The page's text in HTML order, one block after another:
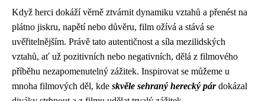
Když herci dokáží věrně ztvárnit dynamiku vztahů a přenést na
plátno jiskru, napětí nebo důvěru, film ožívá a stává se
uvěřitelnějším. Právě tato autentičnost a síla mezilidských
vztahů, ať už pozitivních nebo negativních, dělá z filmového
příběhu nezapomenutelný zážitek. Inspirovat se můžeme u
mnoha filmových děl, kde skvěle sehraný herecký párdokázal